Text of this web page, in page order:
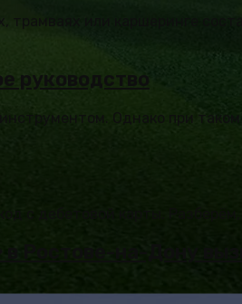
или каршеринге
руководство
Однако при